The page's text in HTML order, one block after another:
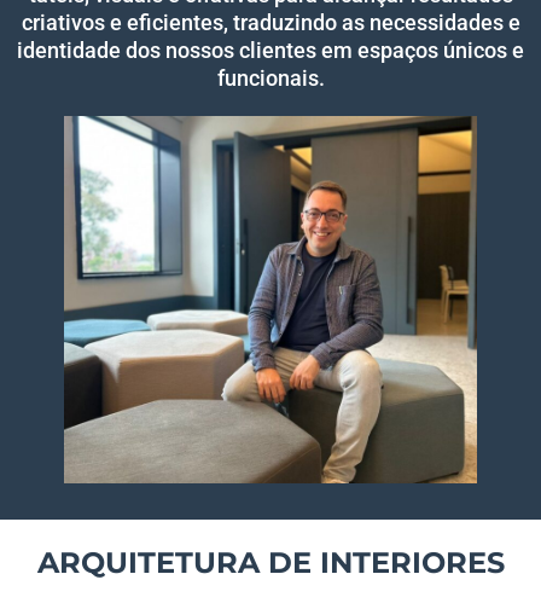
criativos e eficientes, traduzindo as necessidades e
identidade dos nossos clientes em espaços únicos e
funcionais.
ARQUITETURA DE INTERIORES